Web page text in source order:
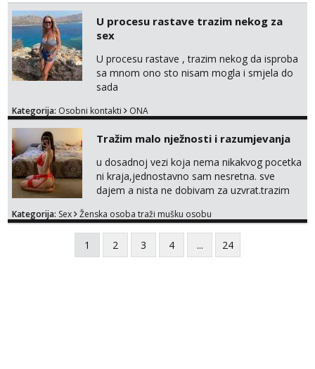
U procesu rastave trazim nekog za
sex
U procesu rastave , trazim nekog da isproba
sa mnom ono sto nisam mogla i smjela do
sada
Kategorija: Osobni kontakti ONA
Tražim malo nježnosti i razumjevanja
u dosadnoj vezi koja nema nikakvog pocetka
ni kraja,jednostavno sam nesretna. sve
dajem a nista ne dobivam za uzvrat.trazim
trazim puno samo malo njeznosti i
razumjevanja. volim njezan seks i njezne
poljupce po tijelu koji me jako
pale,obozavam kad muskarac preuzme
Kategorija: Sex Ženska osoba traži mušku osobu
1 2 3 4 ... 24